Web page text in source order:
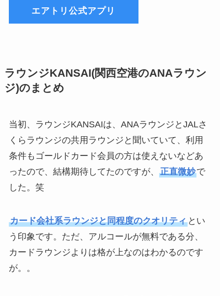
エアトリ公式アプリ
ラウンジKANSAI(関西空港のANAラウン
ジ)のまとめ
当初、ラウンジKANSAIは、ANAラウンジとJALさ
くらラウンジの共用ラウンジと聞いていて、利用
条件もゴールドカード会員の方は使えないなどあ
ったので、結構期待してたのですが、 正直微妙で
した。笑
カード会社系ラウンジと同程度のクオリティとい
う印象です。ただ、アルコールが無料である分、
カードラウンジよりは格が上なのはわかるのです
が。。